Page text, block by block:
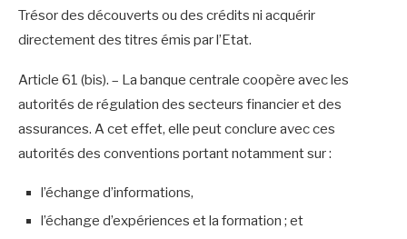
Trésor des découverts ou des crédits ni acquérir
directement des titres émis par l’Etat.
Article 61 (bis). – La banque centrale coopère avec les
autorités de régulation des secteurs financier et des
assurances. A cet effet, elle peut conclure avec ces
autorités des conventions portant notamment sur :
l’échange d’informations,
l’échange d’expériences et la formation ; et